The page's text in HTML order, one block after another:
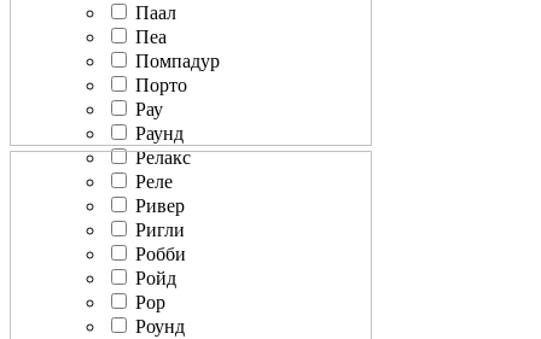
Паал
Пеа
Помпадур
Порто
Рау
Раунд
Релакс
Реле
Ривер
Ригли
Робби
Ройд
Рор
Роунд